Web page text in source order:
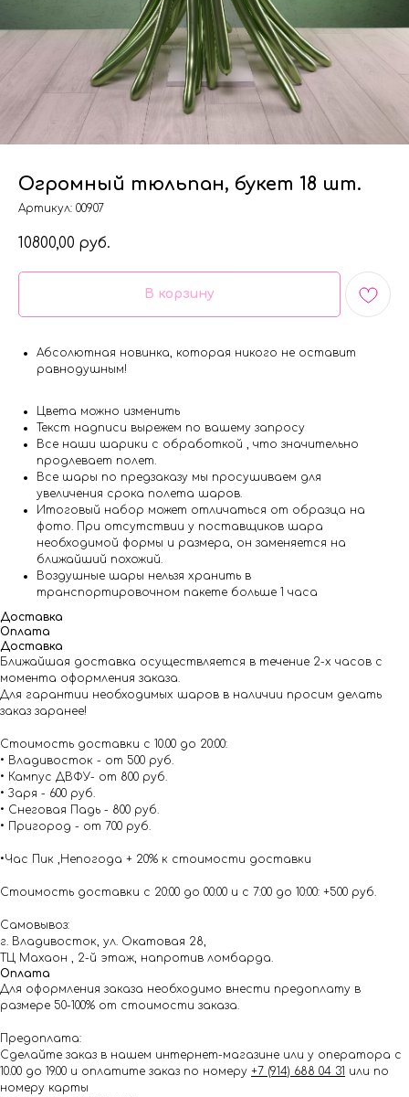
Огромный тюльпан, букет 18 шт.
Артикул: 00907
10800,00 руб.
В корзину
Абсолютная новинка, которая никого не оставит
равнодушным!
Цвета можно изменить
Текст надписи вырежем по вашему запросу
Все наши шарики с обработкой , что значительно
продлевает полет.
Все шары по предзаказу мы просушиваем для
увеличения срока полета шаров.
Итоговый набор может отличаться от образца на
фото. При отсутствии у поставщиков шара
необходимой формы и размера, он заменяется на
ближайший похожий.
Воздушные шары нельзя хранить в
транспортировочном пакете больше 1 часа
Доставка
Оплата
Доставка
Ближайшая доставка осуществляется в течение 2-х часов с
момента оформления заказа.
Для гарантии необходимых шаров в наличии просим делать
заказ заранее!
Стоимость доставки с 10.00 до 20:00:
• Владивосток - от 500 руб.
• Кампус ДВФУ- от 800 руб.
• Заря - 600 руб.
• Снеговая Падь - 800 руб.
• Пригород - от 700 руб.
•Час Пик ,Непогода + 20% к стоимости доставки
Стоимость доставки с 20:00 до 00:00 и с 7:00 до 10:00: +500 руб.
Самовывоз:
г. Владивосток, ул. Окатовая 28,
ТЦ Махаон , 2-й этаж, напротив ломбарда.
Оплата
Для оформления заказа необходимо внести предоплату в
размере 50-100% от стоимости заказа.
Предоплата:
Сделайте заказ в нашем интернет-магазине или у оператора с
10.00 до 19.00 и оплатите заказ по номеру +7 (914) 688 04 31 или по
номеру карты